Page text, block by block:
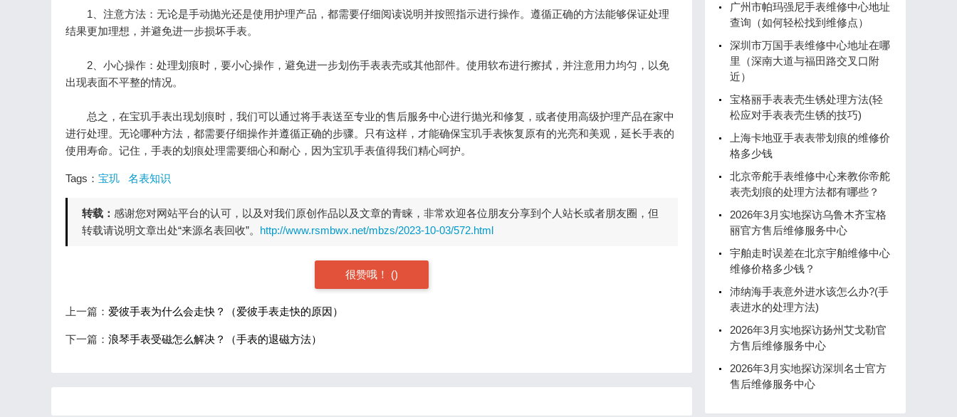
1、注意方法：无论是手动抛光还是使用护理产品，都需要仔细阅读说明并按照指示进行操作。遵循正确的方法能够保证处理
结果更加理想，并避免进一步损坏手表。
2、小心操作：处理划痕时，要小心操作，避免进一步划伤手表表壳或其他部件。使用软布进行擦拭，并注意用力均匀，以免
出现表面不平整的情况。
总之，在宝玑手表出现划痕时，我们可以通过将手表送至专业的售后服务中心进行抛光和修复，或者使用高级护理产品在家中
进行处理。无论哪种方法，都需要仔细操作并遵循正确的步骤。只有这样，才能确保宝玑手表恢复原有的光亮和美观，延长手表的
使用寿命。记住，手表的划痕处理需要细心和耐心，因为宝玑手表值得我们精心呵护。
Tags： 宝玑 名表知识
转载： 感谢您对网站平台的认可，以及对我们原创作品以及文章的青睐，非常欢迎各位朋友分享到个人站长或者朋友圈，但
转载请说明文章出处“来源名表回收”。 http://www.rsmbwx.net/mbzs/2023-10-03/572.html
很赞哦！ ()
上一篇： 爱彼手表为什么会走快？（爱彼手表走快的原因）
下一篇： 浪琴手表受磁怎么解决？（手表的退磁方法）
广州市帕玛强尼手表维修中心地址
查询（如何轻松找到维修点）
深圳市万国手表维修中心地址在哪
里（深南大道与福田路交叉口附
近）
宝格丽手表表壳生锈处理方法(轻
松应对手表表壳生锈的技巧)
上海卡地亚手表表带划痕的维修价
格多少钱
北京帝舵手表维修中心来教你帝舵
表壳划痕的处理方法都有哪些？
2026年3月实地探访乌鲁木齐宝格
丽官方售后维修服务中心
宇舶走时误差在北京宇舶维修中心
维修价格多少钱？
沛纳海手表意外进水该怎么办?(手
表进水的处理方法)
2026年3月实地探访扬州艾戈勒官
方售后维修服务中心
2026年3月实地探访深圳名士官方
售后维修服务中心